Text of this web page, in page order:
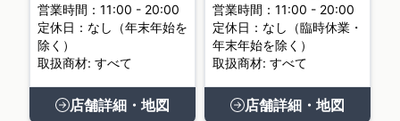
営業時間：11:00 - 20:00
定休日：なし（年末年始を
除く）
取扱商材: すべて
店舗詳細・地図
営業時間：11:00 - 20:00
定休日：なし（臨時休業・
年末年始を除く）
取扱商材: すべて
店舗詳細・地図